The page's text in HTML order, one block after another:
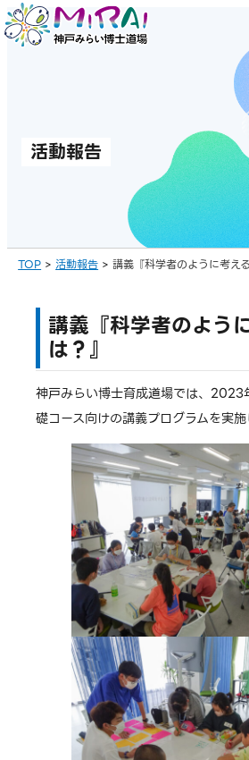
コ
ン
プ
活動報告
TOP>活動報告>講義『科学者のように考え
講義『科学者のよう
は？』
神戸みらい博士育成道場では、
礎コース向けの講義プログラムを実施